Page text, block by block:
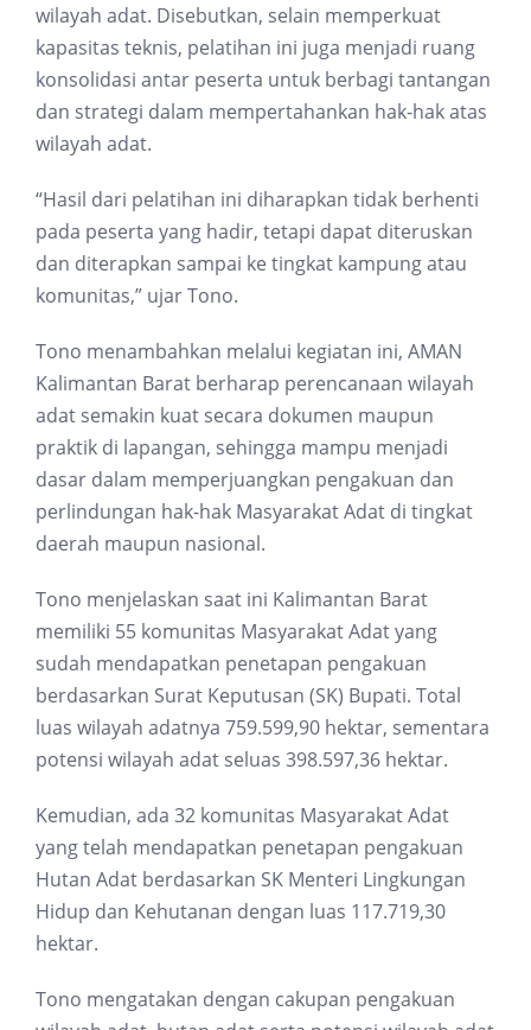
wilayah adat. Disebutkan, selain memperkuat
kapasitas teknis, pelatihan ini juga menjadi ruang
konsolidasi antar peserta untuk berbagi tantangan
dan strategi dalam mempertahankan hak-hak atas
wilayah adat.
“Hasil dari pelatihan ini diharapkan tidak berhenti
pada peserta yang hadir, tetapi dapat diteruskan
dan diterapkan sampai ke tingkat kampung atau
komunitas,” ujar Tono.
Tono menambahkan melalui kegiatan ini, AMAN
Kalimantan Barat berharap perencanaan wilayah
adat semakin kuat secara dokumen maupun
praktik di lapangan, sehingga mampu menjadi
dasar dalam memperjuangkan pengakuan dan
perlindungan hak-hak Masyarakat Adat di tingkat
daerah maupun nasional.
Tono menjelaskan saat ini Kalimantan Barat
memiliki 55 komunitas Masyarakat Adat yang
sudah mendapatkan penetapan pengakuan
berdasarkan Surat Keputusan (SK) Bupati. Total
luas wilayah adatnya 759.599,90 hektar, sementara
potensi wilayah adat seluas 398.597,36 hektar.
Kemudian, ada 32 komunitas Masyarakat Adat
yang telah mendapatkan penetapan pengakuan
Hutan Adat berdasarkan SK Menteri Lingkungan
Hidup dan Kehutanan dengan luas 117.719,30
hektar.
Tono mengatakan dengan cakupan pengakuan